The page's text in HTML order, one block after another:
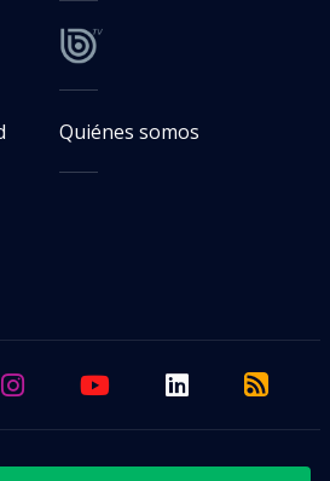
Quiénes somos